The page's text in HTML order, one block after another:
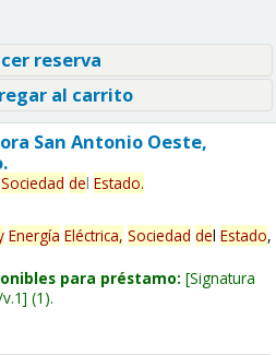
reserva
al carrito
San Antonio Oeste,
Sociedad del Estado.
Energía Eléctrica, Sociedad del Estado,
para préstamo: Signatura
(1).